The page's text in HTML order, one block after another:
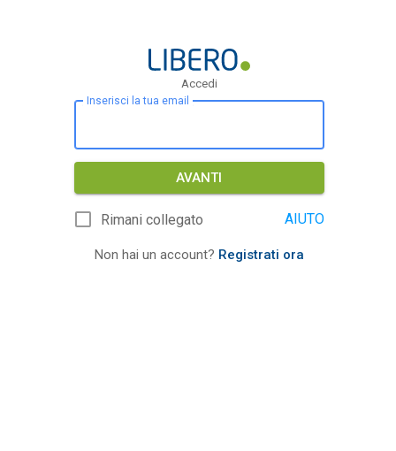
Accedi
Inserisci la tua email
AVANTI
Rimani collegato AIUTO
Non hai un account? Registrati ora